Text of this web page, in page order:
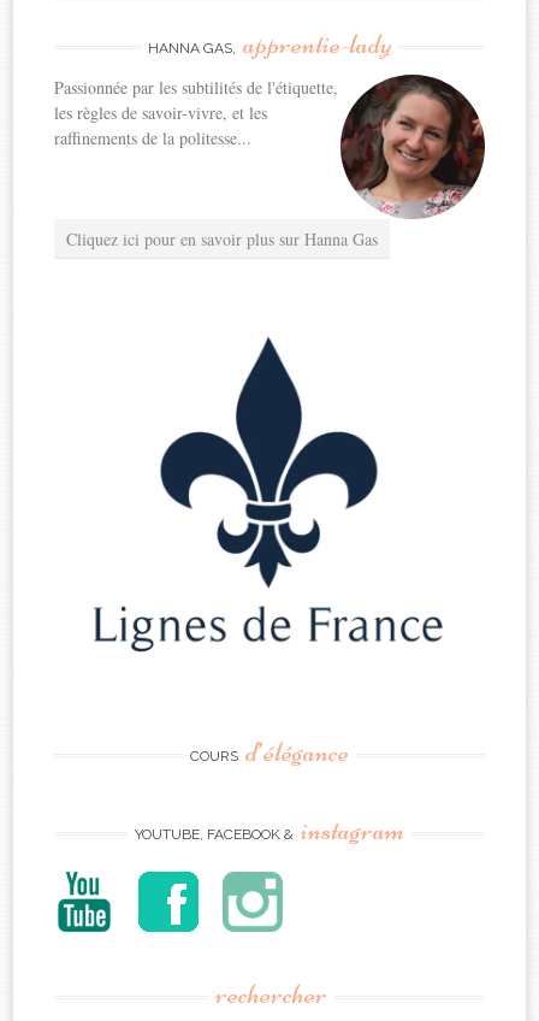
HANNA GAS, apprentie-lady
Passionnée par les subtilités de l'étiquette,
les règles de savoir-vivre, et les
raffinements de la politesse...
Cliquez ici pour en savoir plus sur Hanna Gas
COURS d’élégance
YOUTUBE, FACEBOOK & instagram
rechercher